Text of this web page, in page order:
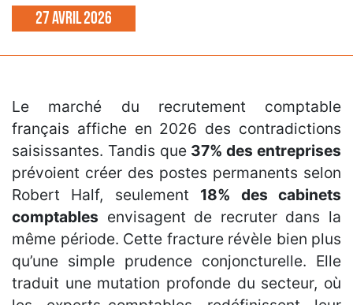
27 avril 2026
Le marché du recrutement comptable
français affiche en 2026 des contradictions
saisissantes. Tandis que 37% des entreprises
prévoient créer des postes permanents selon
Robert Half, seulement 18% des cabinets
comptables envisagent de recruter dans la
même période. Cette fracture révèle bien plus
qu’une simple prudence conjoncturelle. Elle
traduit une mutation profonde du secteur, où